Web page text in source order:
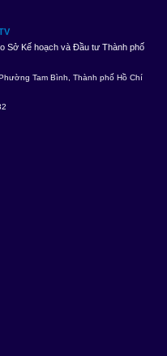
Sở Kế hoạch và Đầu tư Thành phố
Tam Bình, Thành phố Hồ Chí